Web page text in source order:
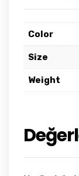
Color
Size
Weight